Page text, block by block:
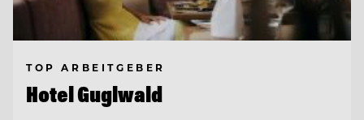
TOP ARBEITGEBER
Hotel Guglwald